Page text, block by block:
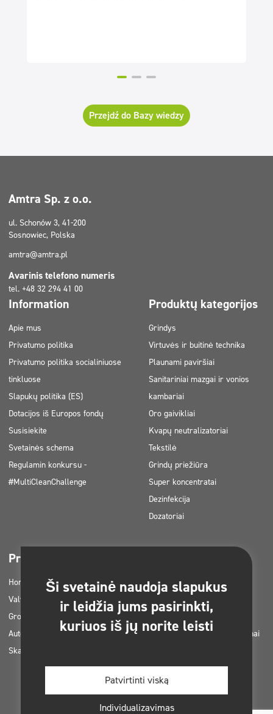
Przejdź do Bazy wiedzy
Amtra Sp. z o.o.
ul. Schonów 3, 41-200
Sosnowiec, Polska
amtra@amtra.pl
Avarinis telefono numeris
tel. +48 32 294 41 00
Information
Apie mus
Privatumo politika
Privatumo politika socialiniuose
tinkluose
Slapukų politika (ES)
Dotacijos iš Europos fondų
Susisiekite
Svetainės schema
Regulamin konkursu -
#MultiCleanChallenge
Produktų kategorijos
Grindys
Virtuvės ir buitinė technika
Plaunami paviršiai
Sanitariniai mazgai ir vonios
kambariai
Oro gaivikliai
Kvapų neutralizatoriai
Tekstilė
Grindų priežiūra
Super koncentratai
Dezinfekcija
Dozatoriai
Pramonės šakos
Horetz
Valymo įmonės
Grožis
Automobilių plovyklos
Skalbyklos
Prekių katalogai
MSDS kortelės
RVASVT instrukcijos
Clinex produktų taikymo planai
Nuotraukos spausdinimui
Elektroninės knygos
Ši svetainė naudoja slapukus
ir leidžia jums pasirinkti,
kuriuos iš jų norite leisti
Patvirtinti viską
Individualizavimas